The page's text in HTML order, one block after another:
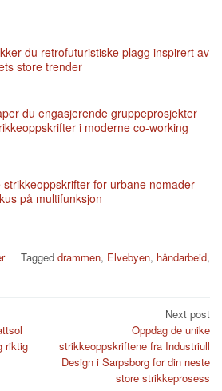
du retrofuturistiske plagg inspirert av
store trender
du engasjerende gruppeprosjekter
i moderne co-working
strikkeoppskrifter for urbane nomader
på multifunksjon
Tagged drammen, Elvebyen, håndarbeid,
riktig
Next post
Oppdag de unike
strikkeoppskriftene fra Industriull
Design i Sarpsborg for din neste
store strikkeprosess